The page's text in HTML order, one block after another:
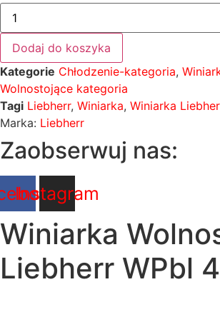
ilość
Winiarka
Wolnostojąca
Liebherr
WPbl
4601
Dodaj do koszyka
Kategorie Chłodzenie-kategoria,
Wolnostojące kategoria
Tagi Liebherr, Winiarka, Winiarka
Marka: Liebherr
Zaobserwuj nas:
Instagram
Winiarka
Liebherr WPbl